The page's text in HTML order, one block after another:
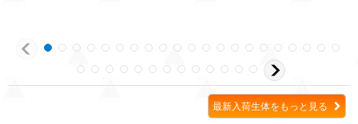
最新入荷生体をもっと見る